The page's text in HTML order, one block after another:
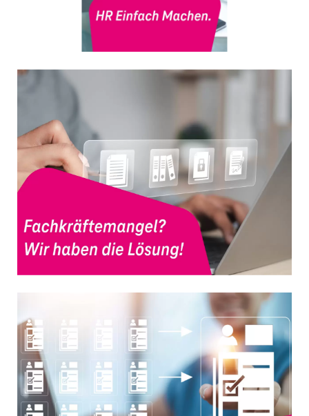
Bereitstellung stabiler, sicherer und
regulatorisch konformer Prozesse für eine
nachhaltige und verlässliche
Serviceerbringung.
Schnelle und zuverlässige Bereitstellung